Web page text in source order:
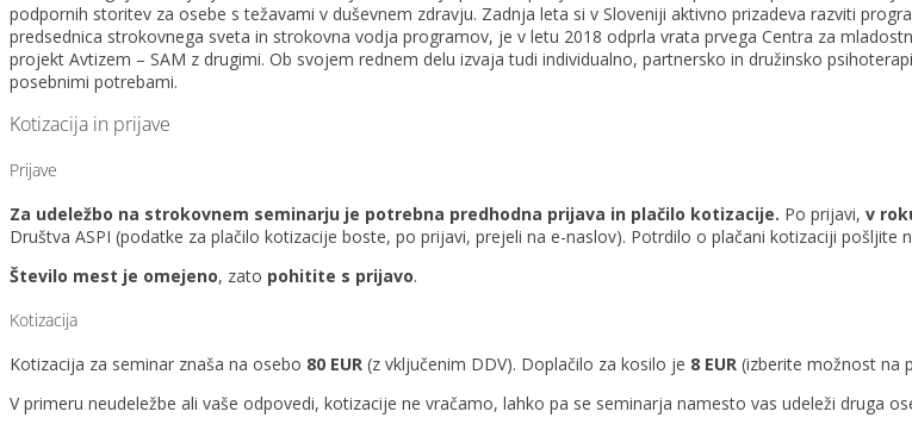
podpornih storitev za osebe s težavami v duševnem zdravju. Zadnja leta si v Sloveniji aktivno prizadeva razviti
predsednica strokovnega sveta in strokovna vodja programov, je v letu 2018 odprla vrata prvega Centra za
projekt Avtizem – SAM z drugimi. Ob svojem rednem delu izvaja tudi individualno, partnersko in družinsko
posebnimi potrebami.
Kotizacija in prijave
Prijave
Za udeležbo na strokovnem seminarju je potrebna predhodna prijava in plačilo kotizacije. Po prijavi, v
Društva ASPI (podatke za plačilo kotizacije boste, po prijavi, prejeli na e-naslov). Potrdilo o plačani kotizaciji pošljite
Število mest je omejeno, zato pohitite s prijavo.
Kotizacija
Kotizacija za seminar znaša na osebo 80 EUR (z vključenim DDV). Doplačilo za kosilo je 8 EUR (izberite možnost na
V primeru neudeležbe ali vaše odpovedi, kotizacije ne vračamo, lahko pa se seminarja namesto vas udeleži druga